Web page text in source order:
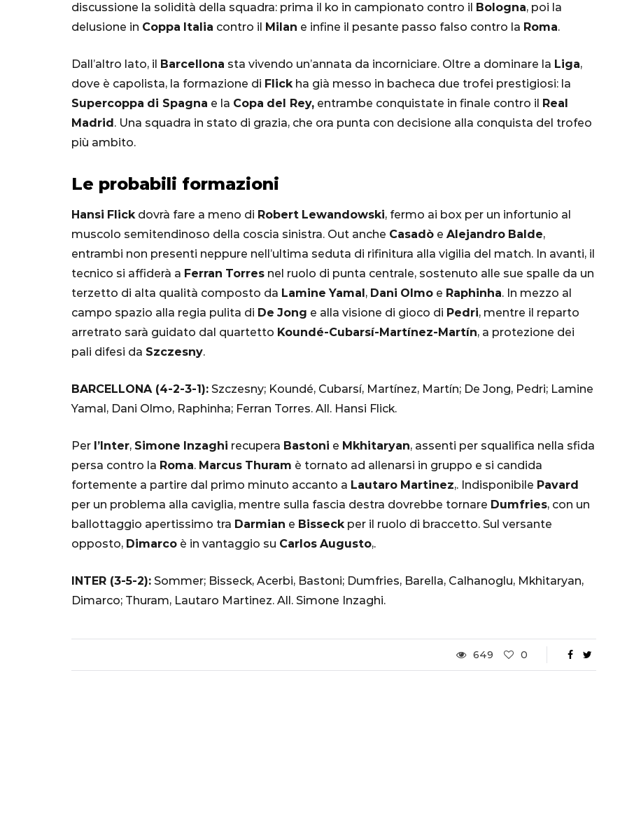
discussione la solidità della squadra: prima il ko in campionato contro il
Bologna, poi la
delusione in Coppa Italia contro il Milan e infine il pesante passo falso contro la Roma.
Dall’altro lato, il Barcellona sta vivendo un’annata da incorniciare. Oltre a dominare la Liga,
dove è capolista, la formazione di Flickha già messo in bacheca due trofei prestigiosi: la
Supercoppa di Spagna e la Copa del Rey, entrambe conquistate in finale contro il
Real
Madrid . Una squadra in stato di grazia, che ora punta con decisione alla conquista del trofeo
più ambito.
Le probabili formazioni
Hansi Flickdovrà fare a meno di Robert Lewandowski, fermo ai box per un infortunio al
muscolo semitendinoso della coscia sinistra. Out anche Casadò e Alejandro Balde,
entrambi non presenti neppure nell’ultima seduta di rifinitura alla vigilia del match. In avanti, il
tecnico si affiderà a Ferran Torres nel ruolo di punta centrale, sostenuto alle sue spalle da un
terzetto di alta qualità composto da Lamine Yamal , Dani Olmo e Raphinha. In mezzo al
campo spazio alla regia pulita di De Jong e alla visione di gioco di Pedri, mentre il reparto
arretrato sarà guidato dal quartetto Koundé-Cubarsí-Martínez-Martín, a protezione dei
pali difesi da Szczesny.
BARCELLONA (4-2-3-1): Szczesny; Koundé, Cubarsí, Martínez, Martín; De Jong, Pedri; Lamine
Yamal, Dani Olmo, Raphinha; Ferran Torres. All. Hansi Flick.
Per l’Inter, Simone Inzaghi recupera Bastoni e Mkhitaryan, assenti per squalifica nella sfida
persa contro la Roma. Marcus Thuram è tornato ad allenarsi in gruppo e si candida
fortemente a partire dal primo minuto accanto a Lautaro Martinez,. Indisponibile Pavard
per un problema alla caviglia, mentre sulla fascia destra dovrebbe tornare Dumfries, con un
ballottaggio apertissimo tra Darmian e Bisseckper il ruolo di braccetto. Sul versante
opposto, Dimarco è in vantaggio su Carlos Augusto,.
INTER (3-5-2): Sommer; Bisseck, Acerbi, Bastoni; Dumfries, Barella, Calhanoglu, Mkhitaryan,
Dimarco; Thuram, Lautaro Martinez. All. Simone Inzaghi.
649 0
"Bayern? Pensa
Mondiale"
5 Ottobre 2022
Ottavi di Finale
1 Dicembre 2022